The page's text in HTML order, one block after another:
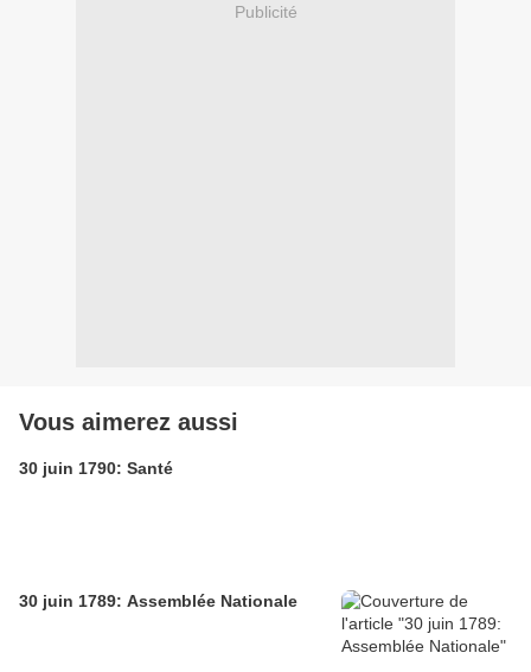
Publicité
Vous aimerez aussi
30 juin 1790: Santé
30 juin 1789: Assemblée Nationale